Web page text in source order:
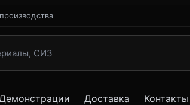
Доставка Контакты